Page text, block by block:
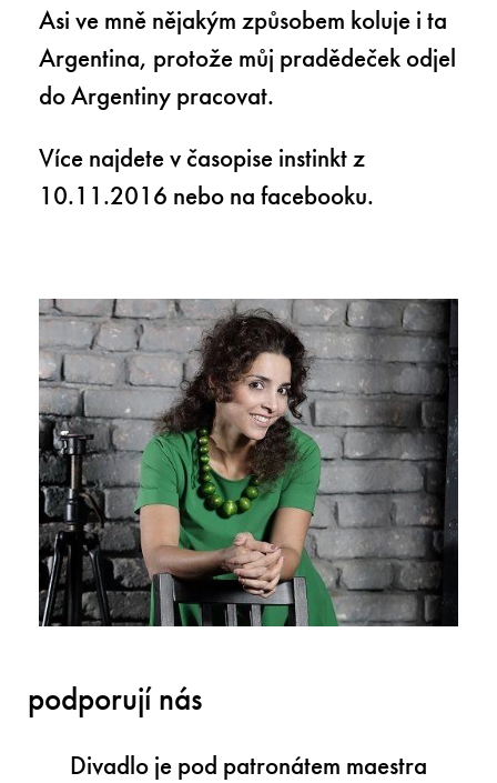
Asi ve mně nějakým způsobem koluje i ta
Argentina, protože můj pradědeček odjel
do Argentiny pracovat.
Více najdete v časopise instinkt z
10.11.2016 nebo nafacebooku.
podporují nás
Divadlo je pod patronátem maestra